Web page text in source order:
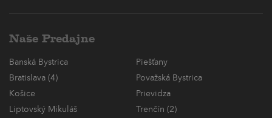
Naše Predajne
Banská Bystrica
Piešťany
Bratislava (4)
Považská Bystrica
Košice
Prievidza
Liptovský Mikuláš
Trenčín (2)